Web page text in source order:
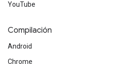
YouTube
Compilación
Android
Chrome